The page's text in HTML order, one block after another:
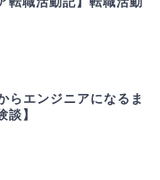
らエンジニアになるま
談】